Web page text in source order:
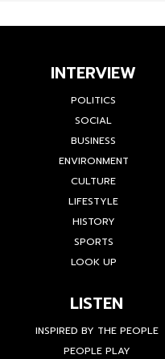
INTERVIEW
POLITICS
SOCIAL
BUSINESS
ENVIRONMENT
CULTURE
LIFESTYLE
HISTORY
SPORTS
LOOK UP
LISTEN
INSPIRED BY THE PEOPLE
PEOPLE PLAY